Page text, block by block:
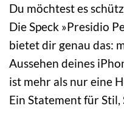
Du möchtest es
Die Speck »Presidio
bietet dir genau das:
Aussehen deines
ist mehr als nur eine
Ein Statement für